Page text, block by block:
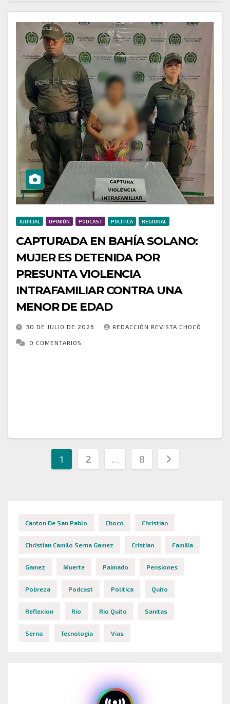
JUDICIAL OPINIÓN PODCAST POLÍTICA REGIONAL
CAPTURADA EN BAHÍA SOLANO:
MUJER ES DETENIDA POR
PRESUNTA VIOLENCIA
INTRAFAMILIAR CONTRA UNA
MENOR DE EDAD
30 DE JULIO DE 2026 REDACCIÓN REVISTA CHOCÓ
0 COMENTARIOS
Paginación
1 2 … 8
Canton De San Pablo Choco Christian
Christian Camilo Serna Gamez Cristian Familia
Gamez Muerte Paimado Pensiones
Pobreza Podcast Politica Quito
Reflexion Rio Rio Quito Sanitas
Serna Tecnologia Vias